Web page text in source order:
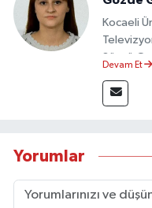
Kocaeli
Sözcü
Devam Et
Yorumlar